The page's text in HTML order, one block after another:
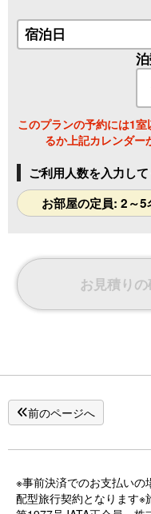
宿泊日
このプランの予約には1
るか上記カレンダー
ご利用人数を入力して
お部屋の定員: 2～5
お見積り
前のページへ
※事前決済でのお支払いの
配型旅行契約となります